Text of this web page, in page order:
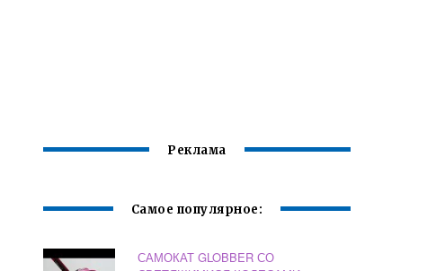
Реклама
Самое популярное:
САМОКАТ GLOBBER СО